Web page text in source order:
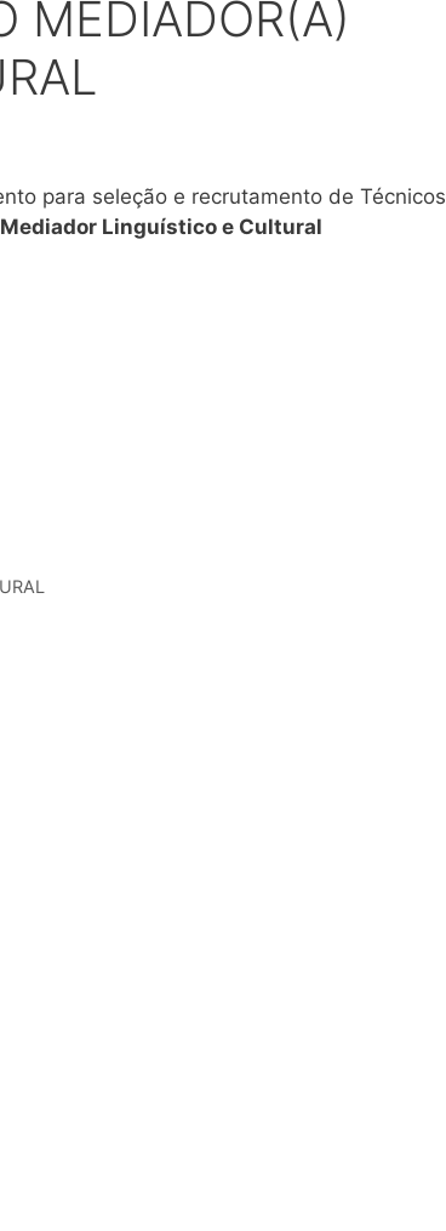
MEDIADOR(A)
para seleção e recrutamento de Técnicos
Mediador Linguístico e Cultural